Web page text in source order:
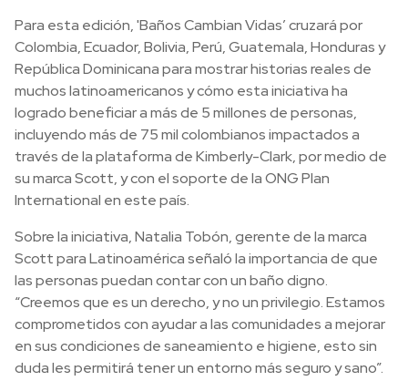
Para esta edición, 'Baños Cambian Vidas’ cruzará por
Colombia, Ecuador, Bolivia, Perú, Guatemala, Honduras y
República Dominicana para mostrar historias reales de
muchos latinoamericanos y cómo esta iniciativa ha
logrado beneficiar a más de 5 millones de personas,
incluyendo más de 75 mil colombianos impactados a
través de la plataforma de Kimberly-Clark, por medio de
su marca Scott, y con el soporte de la ONG Plan
International en este país.
Sobre la iniciativa, Natalia Tobón, gerente de la marca
Scott para Latinoamérica señaló la importancia de que
las personas puedan contar con un baño digno.
“Creemos que es un derecho, y no un privilegio. Estamos
comprometidos con ayudar a las comunidades a mejorar
en sus condiciones de saneamiento e higiene, esto sin
duda les permitirá tener un entorno más seguro y sano”.